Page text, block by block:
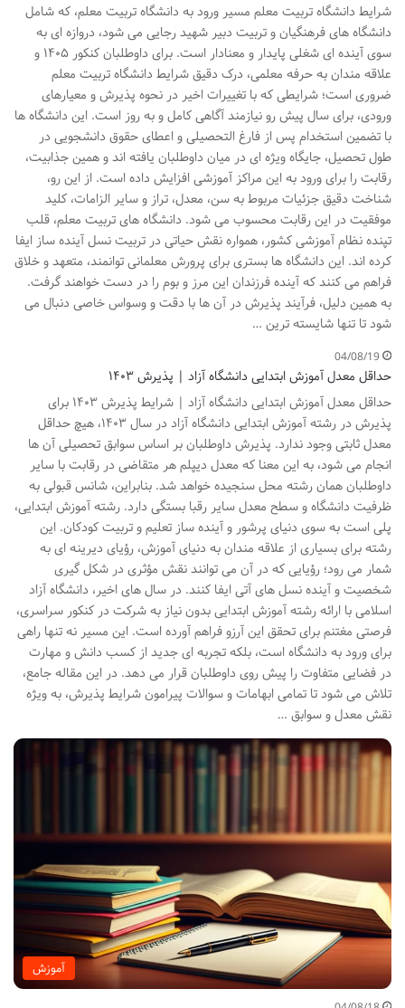
شرایط دانشگاه تربیت معلم مسیر ورود به دانشگاه تربیت معلم، که شامل
دانشگاه های فرهنگیان و تربیت دبیر شهید رجایی می شود، دروازه ای به
سوی آینده ای شغلی پایدار و معنادار است. برای داوطلبان کنکور ۱۴۰۵ و
علاقه مندان به حرفه معلمی، درک دقیق شرایط دانشگاه تربیت معلم
ضروری است؛ شرایطی که با تغییرات اخیر در نحوه پذیرش و معیارهای
ورودی، برای سال پیش رو نیازمند آگاهی کامل و به روز است. این دانشگاه ها
با تضمین استخدام پس از فارغ التحصیلی و اعطای حقوق دانشجویی در
طول تحصیل، جایگاه ویژه ای در میان داوطلبان یافته اند و همین جذابیت،
رقابت را برای ورود به این مراکز آموزشی افزایش داده است. از این رو،
شناخت دقیق جزئیات مربوط به سن، معدل، تراز و سایر الزامات، کلید
موفقیت در این رقابت محسوب می شود. دانشگاه های تربیت معلم، قلب
تپنده نظام آموزشی کشور، همواره نقش حیاتی در تربیت نسل آینده ساز ایفا
کرده اند. این دانشگاه ها بستری برای پرورش معلمانی توانمند، متعهد و خلاق
فراهم می کنند که آینده فرزندان این مرز و بوم را در دست خواهند گرفت.
به همین دلیل، فرآیند پذیرش در آن ها با دقت و وسواس خاصی دنبال می
شود تا تنها شایسته ترین …
04/08/19
حداقل معدل آموزش ابتدایی دانشگاه آزاد | پذیرش ۱۴۰۳
حداقل معدل آموزش ابتدایی دانشگاه آزاد | شرایط پذیرش ۱۴۰۳ برای
پذیرش در رشته آموزش ابتدایی دانشگاه آزاد در سال ۱۴۰۳، هیچ حداقل
معدل ثابتی وجود ندارد. پذیرش داوطلبان بر اساس سوابق تحصیلی آن ها
انجام می شود، به این معنا که معدل دیپلم هر متقاضی در رقابت با سایر
داوطلبان همان رشته محل سنجیده خواهد شد. بنابراین، شانس قبولی به
ظرفیت دانشگاه و سطح معدل سایر رقبا بستگی دارد. رشته آموزش ابتدایی،
پلی است به سوی دنیای پرشور و آینده ساز تعلیم و تربیت کودکان. این
رشته برای بسیاری از علاقه مندان به دنیای آموزش، رؤیای دیرینه ای به
شمار می رود؛ رؤیایی که در آن می توانند نقش مؤثری در شکل گیری
شخصیت و آینده نسل های آتی ایفا کنند. در سال های اخیر، دانشگاه آزاد
اسلامی با ارائه رشته آموزش ابتدایی بدون نیاز به شرکت در کنکور سراسری،
فرصتی مغتنم برای تحقق این آرزو فراهم آورده است. این مسیر نه تنها راهی
برای ورود به دانشگاه است، بلکه تجربه ای جدید از کسب دانش و مهارت
در فضایی متفاوت را پیش روی داوطلبان قرار می دهد. در این مقاله جامع،
تلاش می شود تا تمامی ابهامات و سوالات پیرامون شرایط پذیرش، به ویژه
نقش معدل و سوابق …
آموزش